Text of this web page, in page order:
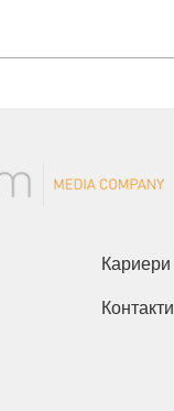
Кариери
Контакти